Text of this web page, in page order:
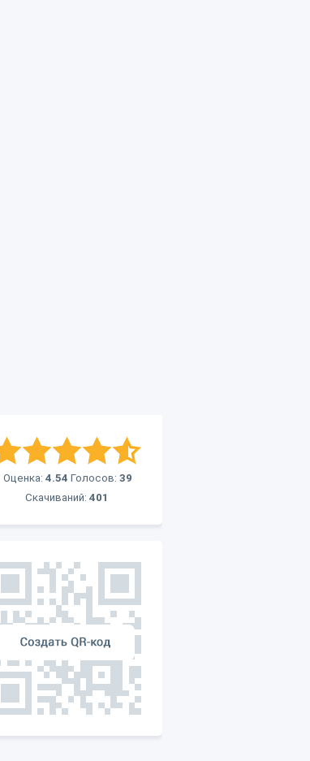
Оценка: 4.54 Голосов: 39
Скачиваний: 401